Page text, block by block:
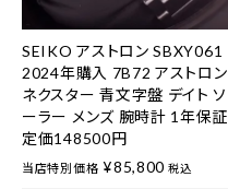
SEIKO アストロン SBXY061
2024年購入 7B72 アストロン
ネクスター 青文字盤 デイト ソ
ーラー メンズ 腕時計 1年保証
定価148500円
当店特別価格 ¥85,800 税込